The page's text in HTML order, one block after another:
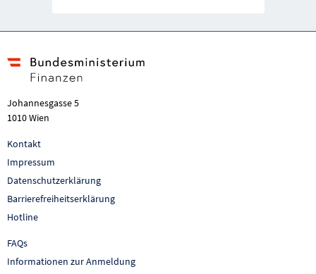
Johannesgasse 5
1010 Wien
Kontakt
Impressum
Datenschutzerklärung
Barrierefreiheitserklärung
Hotline
FAQs
Informationen zur Anmeldung